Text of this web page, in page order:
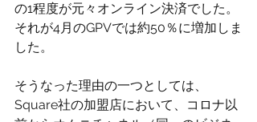
の1程度が元々オンライン決済でした。
それが4月のGPVでは約50％に増加しま
した。
そうなった理由の一つとしては、
Square社の加盟店において、コロナ以